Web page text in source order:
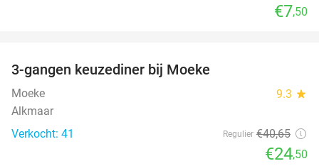
€7,50
3-gangen keuzediner bij Moeke
Moeke 9.3 star
Alkmaar
Verkocht: 41
Regulier €40,65
€24,50